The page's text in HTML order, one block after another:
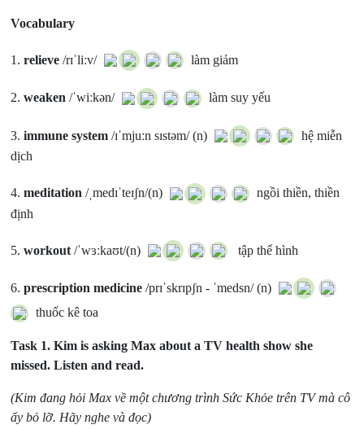
Vocabulary
1.relieve /rɪˈliːv/ làm giảm
2.weaken /ˈwiːkən/ làm suy yếu
3.immune system /ɪˈmjuːn sɪstəm/ (n)
hệ miễn
dịch
4.meditation /ˌmedɪˈteɪʃn/(n)
ngồi thiền, thiền
định
5.workout /ˈwɜːkaʊt/(n) tập thể hình
6.prescription medicine/prɪˈskrɪpʃn - ˈmedsn/ (n)
thuốc kê toa
Task 1. Kim is asking Max about a TV health show she
missed. Listen and read.
(Kim đang hỏi Max về một chương trình Sức Khỏe trên TV mà cô
ấy bỏ lỡ. Hãy nghe và đọc)